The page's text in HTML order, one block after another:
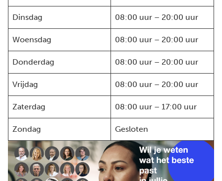
Dinsdag 08:00 uur – 20:00 uur
Woensdag 08:00 uur – 20:00 uur
Donderdag 08:00 uur – 20:00 uur
Vrijdag 08:00 uur – 20:00 uur
Zaterdag 08:00 uur – 17:00 uur
Zondag Gesloten